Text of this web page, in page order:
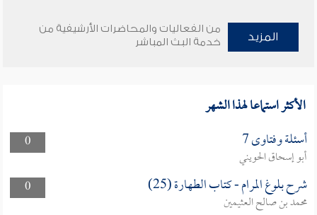
المزيد
من الفعاليات والمحاضرات الأرشيفية من
خدمة البث المباشر
الأكثر استماعا لهذا الشهر
0 أسئلة وفتاوى 7
أبو إسحاق الحويني
0
شرح بلوغ المرام - كتاب الطهارة (25)
محمد بن صالح العثيمين